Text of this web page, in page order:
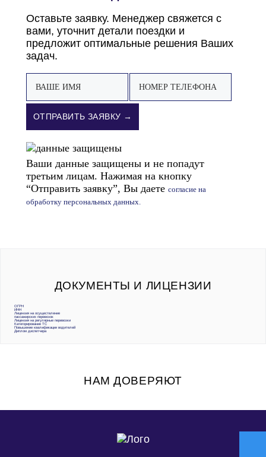
Оставьте заявку. Менеджер свяжется с
вами, уточнит детали поездки и
предложит оптимальные решения Ваших
задач.
ОТПРАВИТЬ ЗАЯВКУ →
Ваши данные защищены и не попадут
третьим лицам. Нажимая на кнопку
“Отправить заявку”, Вы даете согласие на
обработку персональных данных.
ДОКУМЕНТЫ И ЛИЦЕНЗИИ
ОГРН
ИНН
Лицензия на осуществление
пассажирских перевозок
Лицензия на регулярные перевозки
Категорирование ТС
Повышение квалификации водителей
Диплом диспетчера
НАМ ДОВЕРЯЮТ